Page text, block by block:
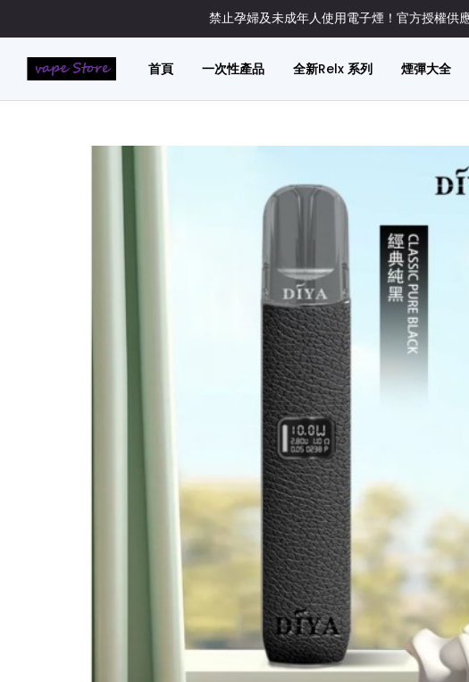
禁止孕婦及未成年人使用電子煙！官方授權供
首頁 一次性產品 全新Relx 系列 煙彈大全